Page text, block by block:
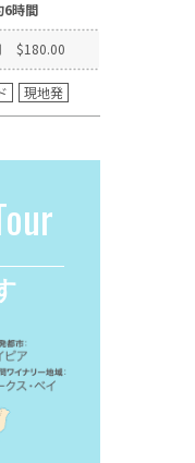
6時間
$180.00
現地発